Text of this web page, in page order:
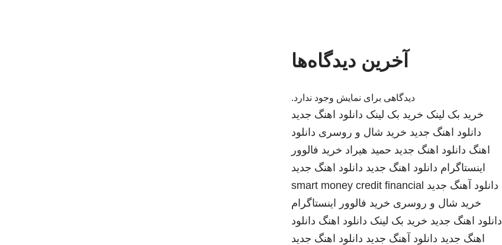
آخرین دیدگاه‌ها
دیدگاهی برای نمایش وجود ندارد.
خرید بک لینک خرید بک لینک دانلود اهنگ جدید
دانلود اهنگ جدید خرید شال و روسری دانلود
اهنگ دانلود اهنگ جدید حمید هیراد خرید فالوور
اینستاگرام دانلود اهنگ جدید دانلود اهنگ جدید
دانلود آهنگ جدید smart money credit financial
خرید شال و روسری خرید فالوور اینستاگرام
دانلود اهنگ جدید خرید بک لینک دانلود اهنگ دانلود
اهنگ جدید دانلود آهنگ جدید دانلود اهنگ جدید